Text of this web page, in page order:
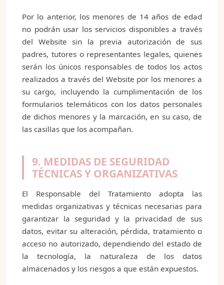
Por lo anterior, los menores de 14 años de edad
no podrán usar los servicios disponibles a través
del Website sin la previa autorización de sus
padres, tutores o representantes legales, quienes
serán los únicos responsables de todos los actos
realizados a través del Website por los menores a
su cargo, incluyendo la cumplimentación de los
formularios telemáticos con los datos personales
de dichos menores y la marcación, en su caso, de
las casillas que los acompañan.
9. MEDIDAS DE SEGURIDAD
TÉCNICAS Y ORGANIZATIVAS
El Responsable del Tratamiento adopta las
medidas organizativas y técnicas necesarias para
garantizar la seguridad y la privacidad de sus
datos, evitar su alteración, pérdida, tratamiento o
acceso no autorizado, dependiendo del estado de
la tecnología, la naturaleza de los datos
almacenados y los riesgos a que están expuestos.